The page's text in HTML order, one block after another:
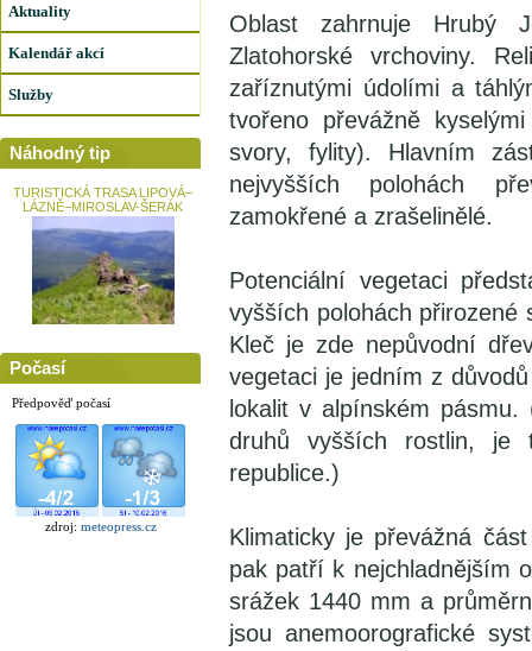
Aktuality
Kalendář akcí
Služby
Náhodný tip
TURISTICKÁ TRASA LIPOVÁ–
LÁZNĚ–MIROSLAV-ŠERÁK
Počasí
Předpověď počasí
zdroj: meteopress.cz
Oblast zahrnuje Hrubý
Zlatohorské vrchoviny.
zaříznutými údolími a
tvořeno převážně
svory, fylity). Hlavním
nejvyšších polohách
zamokřené a zrašelinělé.
Potenciální vegetaci
vyšších polohách přirozené
Kleč je zde nepůvodní
vegetaci je jedním z
lokalit v alpínském
druhů vyšších rostlin, je
republice.)
Klimaticky je převážná
pak patří k nejchladnějším
srážek 1440 mm a
jsou anemoorografické